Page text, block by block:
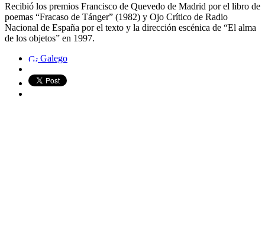
Recibió los premios Francisco de Quevedo de Madrid por el libro de
poemas “Fracaso de Tánger” (1982) y Ojo Crítico de Radio
Nacional de España por el texto y la dirección escénica de “El alma
de los objetos” en 1997.
Galego